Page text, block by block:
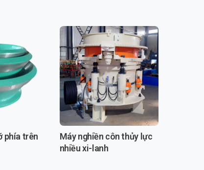
phía trên
Máy nghiền côn thủy lực
nhiều xi-lanh